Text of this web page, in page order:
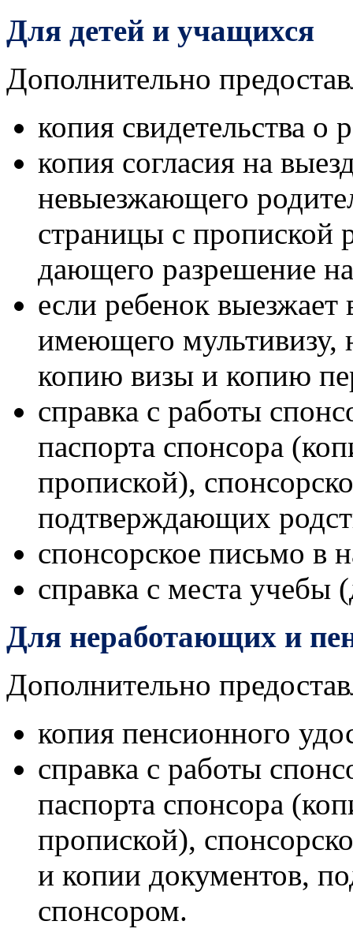
Для детей и учащихся
Дополнительно
копия свидетельства о
копия согласия на
невыезжающего
страницы с пропиской
дающего разрешение
если ребенок
имеющего мультивизу,
копию визы и копию
справка с работы
паспорта спонсора
пропиской),
подтверждающих
спонсорское письмо в
справка с места учебы
Для неработающих и
Дополнительно
копия пенсионного
справка с работы
паспорта спонсора
пропиской),
и копии документов,
спонсором.